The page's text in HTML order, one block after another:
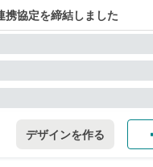
協定を締結しました
デザインを作る